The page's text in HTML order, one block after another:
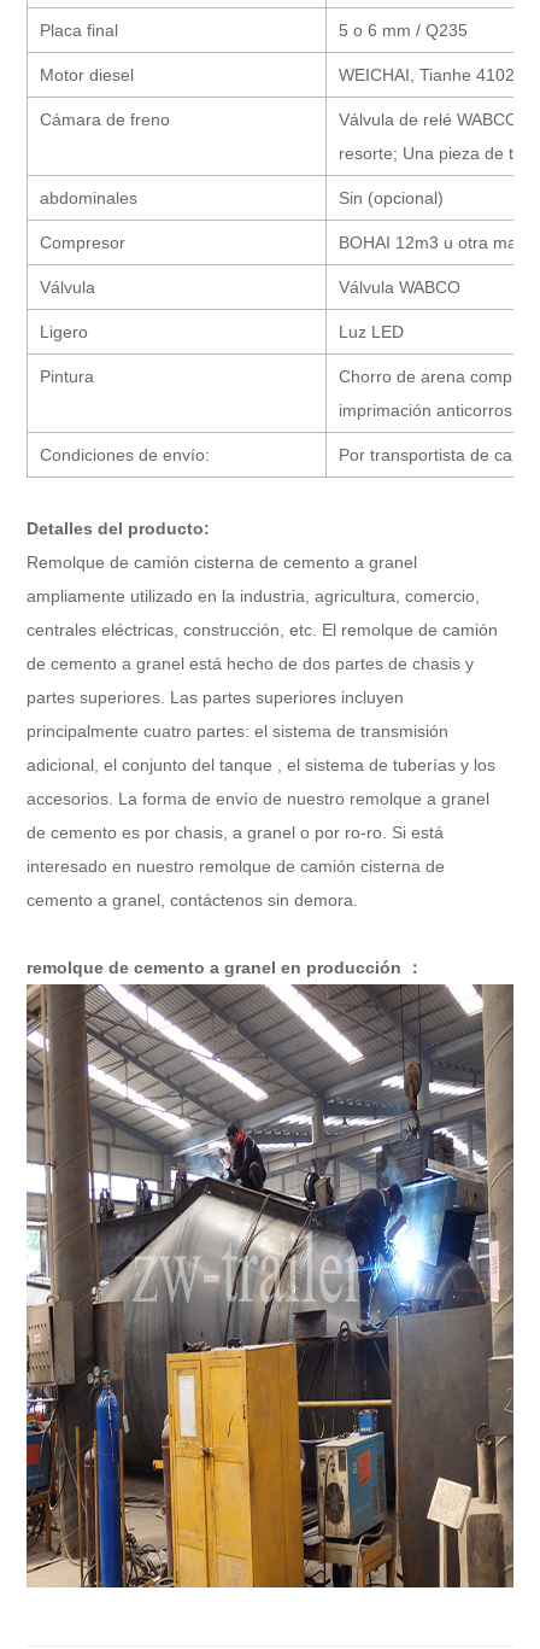
Placa final 5 o 6 mm / Q235
Motor diesel WEICHAI, Tianhe 4102
Cámara de freno
Válvula de relé WABCO
resorte; Una pieza de
abdominales Sin (opcional)
Compresor BOHAI 12m3 u otra
Válvula Válvula WABCO
Ligero Luz LED
Pintura
Chorro de arena
imprimación
Condiciones de envío: Por transportista de
Detalles del producto:
Remolque de camión cisterna de cemento a granel
ampliamente utilizado en la industria, agricultura, comercio,
centrales eléctricas, construcción, etc. El remolque de camión
de cemento a granel está hecho de dos partes de chasis y
partes superiores. Las partes superiores incluyen
principalmente cuatro partes: el sistema de transmisión
adicional, el conjunto del tanque , el sistema de tuberías y los
accesorios. La forma de envío de nuestro remolque a granel
de cemento es por chasis, a granel o por ro-ro. Si está
interesado en nuestro remolque de camión cisterna de
cemento a granel, contáctenos sin demora.
remolque de cemento a granel en producción ：